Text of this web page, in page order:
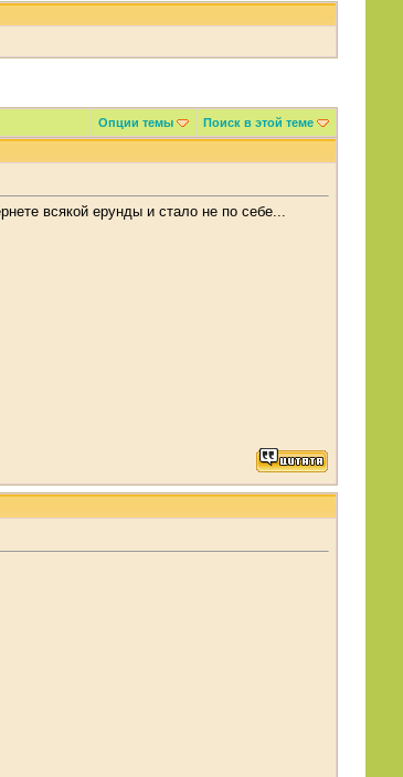
Опции темы Поиск в этой теме
всякой ерунды и стало не по себе...